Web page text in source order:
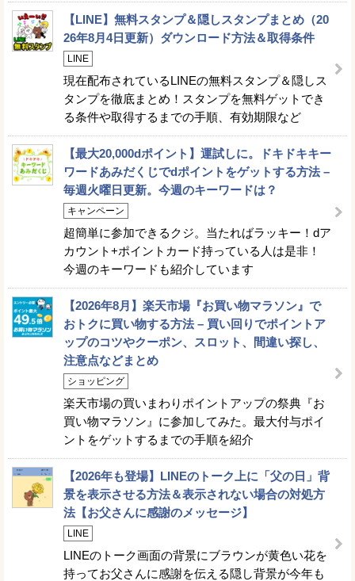
【LINE】無料スタンプ＆隠しスタンプまとめ（20
26年8月4日更新）ダウンロード方法＆取得条件
LINE
現在配布されているLINEの無料スタンプ＆隠しス
タンプを徹底まとめ！スタンプを無料ゲットでき
る条件や取得するまでの手順、有効期限など
【最大20,000dポイント】運試しに。ドキドキキー
ワードあみだくじでdポイントをゲットする方法 –
毎週火曜日更新。今週のキーワードは？
キャンペーン
超簡単に参加できるクジ。当たればラッキー！dア
カウント+ポイントカード持っている人は是非！
今週のキーワードも紹介しています
【2026年8月】楽天市場『お買い物マラソン』で
おトクに買い物する方法 – 買い回りでポイントア
ップのコツやクーポン、スロット、間違い探し、
注意点などまとめ
ショッピング
楽天市場の買いまわりポイントアップの祭典『お
買い物マラソン』に参加してみた。最大付与ポイ
ントをゲットするまでの手順を紹介
【2026年も登場】LINEのトーク上に「父の日」背
景を表示させる方法＆表示されない場合の対処方
法【お父さんに感謝のメッセージ】
LINE
LINEのトーク画面の背景にブラウンが黄色い花を
持ってお父さんに感謝を伝える隠し背景が今年も